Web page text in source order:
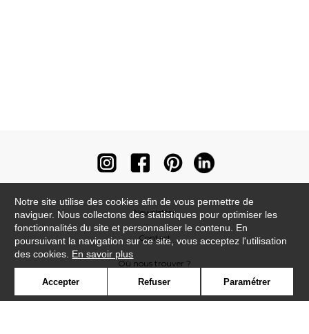
Newsletter
Contact
Où nous trouver ?
Notre site utilise des cookies afin de vous permettre de
naviguer. Nous collectons des statistiques pour optimiser les
fonctionnalités du site et personnaliser le contenu. En
poursuivant la navigation sur ce site, vous acceptez l'utilisation
des cookies. En savoir plus
Accepter Refuser Paramétrer